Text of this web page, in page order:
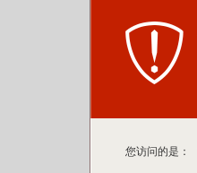
您访问的是：